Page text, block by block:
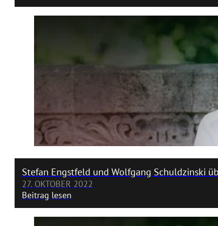
Stefan Engstfeld und Wolfgang Schuldzinski
27. OKTOBER 2022
Beitrag lesen